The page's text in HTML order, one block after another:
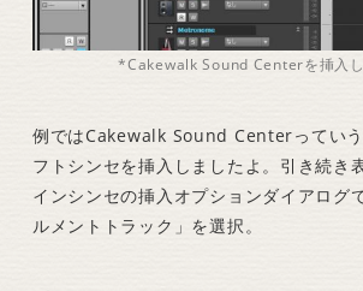
*Cakewalk Sound Centerを挿入
例ではCakewalk Sound Centerってい
フトシンセを挿入しましたよ。引き続き
インシンセの挿入オプションダイアログ
ルメントトラック」を選択。